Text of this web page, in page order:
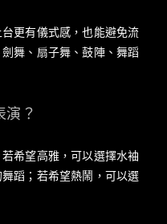
更有儀式感，也能避免流
舞、扇子舞、鼓陣、舞蹈
演？
希望高雅，可以選擇水袖
蹈；若希望熱鬧，可以選